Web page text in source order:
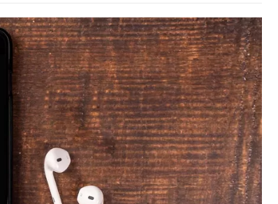
articoli sul mondo Android e Apple, app e social,
domotica e gadget.